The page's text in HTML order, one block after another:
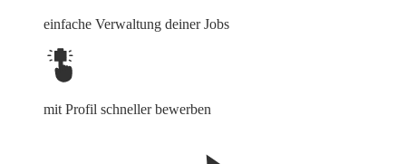
einfache Verwaltung deiner Jobs
mit Profil schneller bewerben